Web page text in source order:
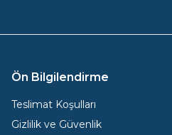
Ön Bilgilendirme
Teslimat Koşulları
Gizlilik ve Güvenlik